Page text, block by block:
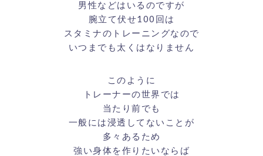
男性などはいるのですが
腕立て伏せ100回は
スタミナのトレーニングなので
いつまでも太くはなりません
このように
トレーナーの世界では
当たり前でも
一般には浸透してないことが
多々あるため
強い身体を作りたいならば